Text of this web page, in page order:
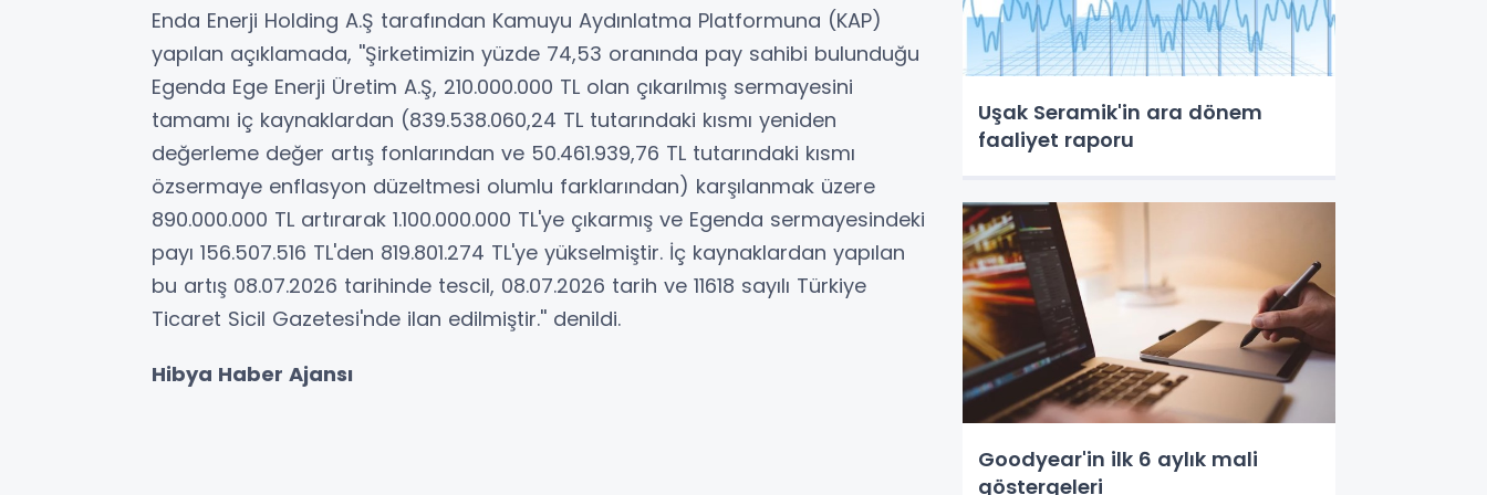
Enda Enerji Holding A.Ş tarafından Kamuyu Aydınlatma Platformuna (KAP)
yapılan açıklamada, ''Şirketimizin yüzde 74,53 oranında pay sahibi bulunduğu
Egenda Ege Enerji Üretim A.Ş, 210.000.000 TL olan çıkarılmış sermayesini
tamamı iç kaynaklardan (839.538.060,24 TL tutarındaki kısmı yeniden
değerleme değer artış fonlarından ve 50.461.939,76 TL tutarındaki kısmı
özsermaye enflasyon düzeltmesi olumlu farklarından) karşılanmak üzere
890.000.000 TL artırarak 1.100.000.000 TL'ye çıkarmış ve Egenda sermayesindeki
payı 156.507.516 TL'den 819.801.274 TL'ye yükselmiştir. İç kaynaklardan yapılan
bu artış 08.07.2026 tarihinde tescil, 08.07.2026 tarih ve 11618 sayılı Türkiye
Ticaret Sicil Gazetesi'nde ilan edilmiştir.'' denildi.
Hibya Haber Ajansı
Uşak Seramik'in ara dönem
faaliyet raporu
Goodyear'in ilk 6 aylık mali
göstergeleri